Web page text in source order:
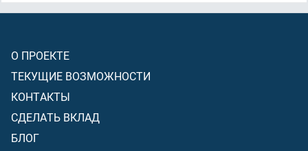
О ПРОЕКТЕ
ТЕКУЩИЕ ВОЗМОЖНОСТИ
КОНТАКТЫ
СДЕЛАТЬ ВКЛАД
БЛОГ